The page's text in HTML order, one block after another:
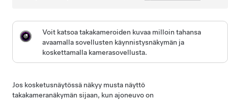
Voit katsoa takakameroiden kuvaa milloin tahansa
avaamalla sovellusten käynnistysnäkymän ja
koskettamalla kamerasovellusta.
Jos kosketusnäytössä näkyy musta näyttö
takakameranäkymän sijaan, kun ajoneuvo on